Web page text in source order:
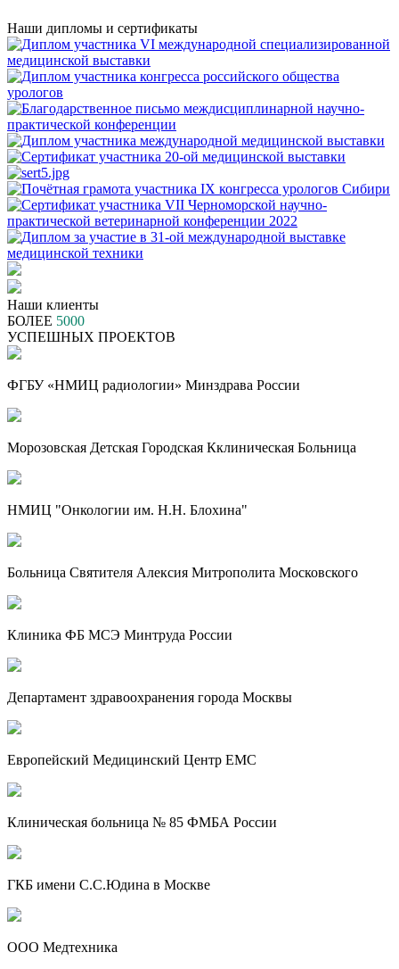
Наши дипломы и сертификаты
Наши клиенты
БОЛЕЕ 5000
УСПЕШНЫХ ПРОЕКТОВ
ФГБУ «НМИЦ радиологии» Минздрава России
Морозовская Детская Городская Кклиническая Больница
НМИЦ "Онкологии им. Н.Н. Блохина"
Больница Святителя Алексия Митрополита Московского
Клиника ФБ МСЭ Минтруда России
Департамент здравоохранения города Москвы
Европейский Медицинский Центр EMC
Клиническая больница № 85 ФМБА России
ГКБ имени С.С.Юдина в Москве
ООО Медтехника